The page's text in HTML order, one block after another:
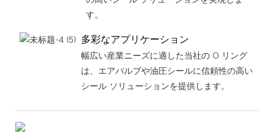
す。
多彩なアプリケーション
幅広い産業ニーズに適した当社の O リング
は、エアバルブや油圧シールに信頼性の高い
シール ソリューションを提供します。